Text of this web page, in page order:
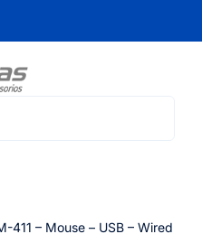
411 – Mouse – USB – Wired